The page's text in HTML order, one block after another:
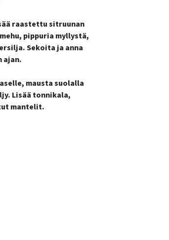
raastettu sitruunan
pippuria myllystä,
Sekoita ja anna
ajan.
mausta suolalla
Lisää tonnikala,
mantelit.